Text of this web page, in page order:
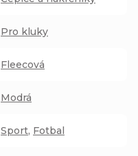
Pro kluky
Fleecová
Modrá
Sport, Fotbal